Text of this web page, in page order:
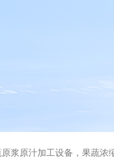
缩汁加工设备，果酒酵素加工设备，果酱加工设备，乳制